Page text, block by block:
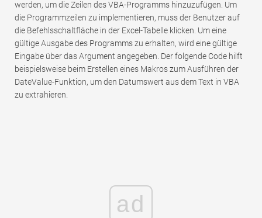
werden, um die Zeilen des VBA-Programms hinzuzufügen. Um
die Programmzeilen zu implementieren, muss der Benutzer auf
die Befehlsschaltfläche in der Excel-Tabelle klicken. Um eine
gültige Ausgabe des Programms zu erhalten, wird eine gültige
Eingabe über das Argument angegeben. Der folgende Code hilft
beispielsweise beim Erstellen eines Makros zum Ausführen der
DateValue-Funktion, um den Datumswert aus dem Text in VBA
zu extrahieren.
ad